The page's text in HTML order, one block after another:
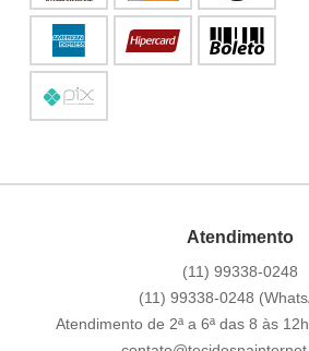
Atendimento
(11) 99338-0248
(11) 99338-0248
Atendimento de 2ª a 6ª das 8 às